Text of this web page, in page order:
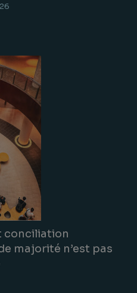
conciliation
majorité n’est pas